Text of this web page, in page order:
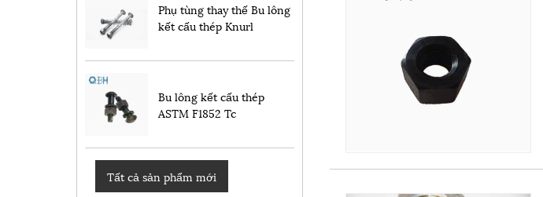
Phụ tùng thay thế Bu lông
kết cấu thép Knurl
Bu lông kết cấu thép
ASTM F1852 Tc
Tất cả sản phẩm mới